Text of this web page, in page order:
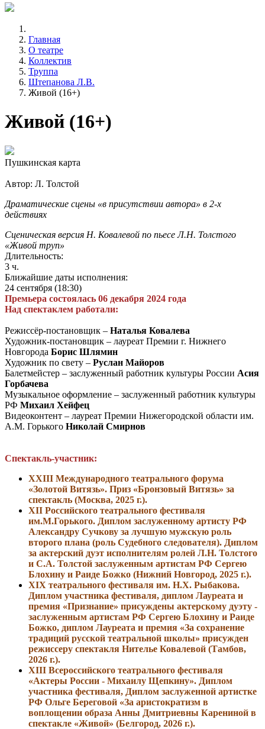
Главная
О театре
Коллектив
Труппа
Штепанова Л.В.
Живой (16+)
Живой (16+)
Пушкинская карта
Автор: Л. Толстой
Драматические сцены «в присутствии автора» в 2-х
действиях
Сценическая версия Н. Ковалевой по пьесе Л.Н. Толстого
«Живой труп»
Длительность:
3 ч.
Ближайшие даты исполнения:
24 сентября (18:30)
Премьера состоялась 06 декабря 2024 года
Над спектаклем работали:
Режиссёр-постановщик – Наталья Ковалева
Художник-постановщик – лауреат Премии г. Нижнего
Новгорода Борис Шлямин
Художник по свету – Руслан Майоров
Балетмейстер – заслуженный работник культуры России Асия
Горбачева
Музыкальное оформление – заслуженный работник культуры
РФ Михаил Хейфец
Видеоконтент – лауреат Премии Нижегородской области им.
А.М. Горького Николай Смирнов
Спектакль-участник:
ХХIII Международного театрального форума
«Золотой Витязь». Приз «Бронзовый Витязь» за
спектакль (Москва, 2025 г.).
ХII Российского театрального фестиваля
им.М.Горького. Диплом заслуженному артисту РФ
Александру Сучкову за лучшую мужскую роль
второго плана (роль Судебного следователя). Диплом
за актерский дуэт исполнителям ролей Л.Н. Толстого
и С.А. Толстой заслуженным артистам РФ Сергею
Блохину и Раиде Божко (Нижний Новгород, 2025 г.).
ХIХ театрального фестиваля им. Н.Х. Рыбакова.
Диплом участника фестиваля, диплом Лауреата и
премия «Признание» присуждены актерскому дуэту -
заслуженным артистам РФ Сергею Блохину и Раиде
Божко, диплом Лауреата и премия «За сохранение
традиций русской театральной школы» присужден
режиссеру спектакля Нителье Ковалевой (Тамбов,
2026 г.).
XIII Всероссийского театрального фестиваля
«Актеры России - Михаилу Щепкину». Диплом
участника фестиваля, Диплом заслуженной артистке
РФ Ольге Береговой «За аристократизм в
воплощении образа Анны Дмитриевны Карениной в
спектакле «Живой» (Белгород, 2026 г.).